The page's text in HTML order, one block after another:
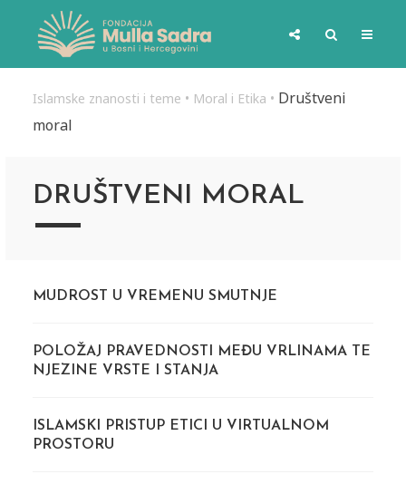
Islamske znanosti i teme • Moral i Etika • Društveni
moral
DRUŠTVENI MORAL
MUDROST U VREMENU SMUTNJE
POLOŽAJ PRAVEDNOSTI MEĐU VRLINAMA TE
NJEZINE VRSTE I STANJA
ISLAMSKI PRISTUP ETICI U VIRTUALNOM
PROSTORU